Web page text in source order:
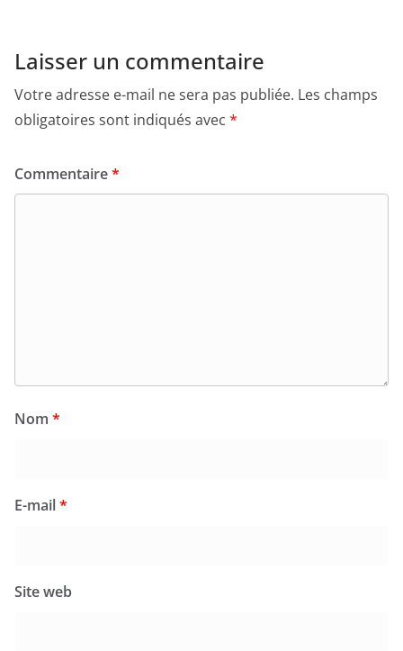
Laisser un commentaire
Votre adresse e-mail ne sera pas publiée. Les champs
obligatoires sont indiqués avec *
Commentaire*
Nom *
E-mail*
Site web